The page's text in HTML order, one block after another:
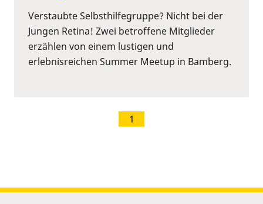
Verstaubte Selbsthilfegruppe? Nicht bei der
Jungen Retina! Zwei betroffene Mitglieder
erzählen von einem lustigen und
erlebnisreichen Summer Meetup in Bamberg.
1